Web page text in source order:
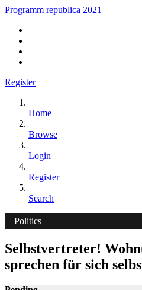
Programm republica 2021
Register
Home
Browse
Login
Register
Search
Politics
Selbstvertreter!
sprechen für sich